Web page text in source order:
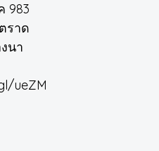
983
ราด
นา
ueZM